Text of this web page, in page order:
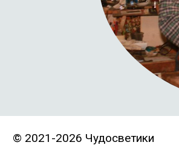
© 2021-2026 Чудосветики